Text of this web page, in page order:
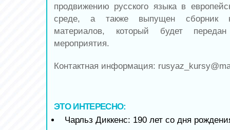
продвижению русского языка в
среде, а также выпущен сборник
материалов, который будет
мероприятия.
Контактная информация:
ЭТО ИНТЕРЕСНО:
Чарльз Диккенс: 190 лет со дня